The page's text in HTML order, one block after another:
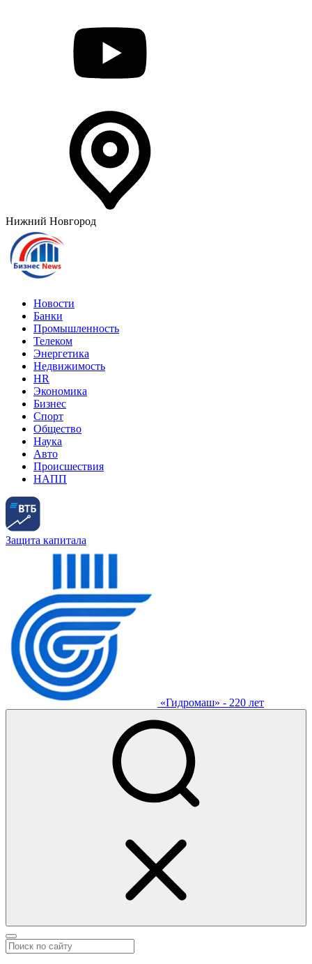
Нижний Новгород
Новости
Банки
Промышленность
Телеком
Энергетика
Недвижимость
HR
Экономика
Бизнес
Спорт
Общество
Наука
Авто
Происшествия
НАПП
Защита капитала
«Гидромаш» - 220 лет